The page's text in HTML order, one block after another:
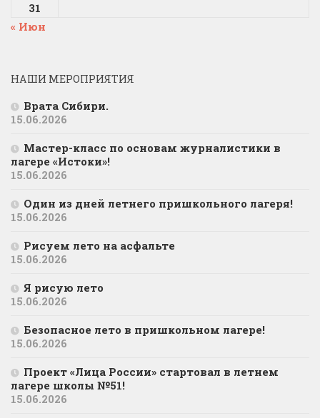
31
« Июн
НАШИ МЕРОПРИЯТИЯ
Врата Сибири.
15.06.2026
Мастер-класс по основам журналистики в
лагере «Истоки»!
15.06.2026
Один из дней летнего пришкольного лагеря!
15.06.2026
Рисуем лето на асфальте
15.06.2026
Я рисую лето
15.06.2026
Безопасное лето в пришкольном лагере!
15.06.2026
Проект «Лица России» стартовал в летнем
лагере школы №51!
15.06.2026